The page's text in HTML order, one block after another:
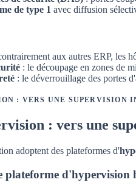
de type 1 avec diffusion
aux autres ERP, les
: le découpage en zones de
: le déverrouillage des portes
: VERS UNE SUPERVISION
: vers une
adoptent des plateformes d'
plateforme d'hypervision